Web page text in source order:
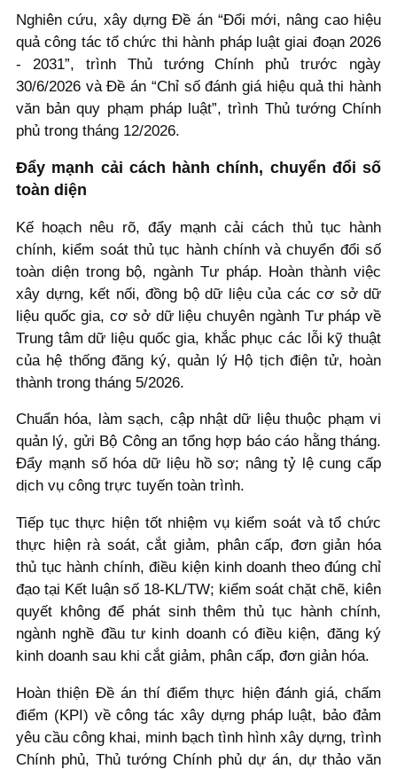
Nghiên cứu, xây dựng Đề án “Đổi mới, nâng cao hiệu
quả công tác tổ chức thi hành pháp luật giai đoạn 2026
- 2031”, trình Thủ tướng Chính phủ trước ngày
30/6/2026 và Đề án “Chỉ số đánh giá hiệu quả thi hành
văn bản quy phạm pháp luật”, trình Thủ tướng Chính
phủ trong tháng 12/2026.
Đẩy mạnh cải cách hành chính, chuyển đổi số
toàn diện
Kế hoạch nêu rõ, đẩy mạnh cải cách thủ tục hành
chính, kiểm soát thủ tục hành chính và chuyển đổi số
toàn diện trong bộ, ngành Tư pháp. Hoàn thành việc
xây dựng, kết nối, đồng bộ dữ liệu của các cơ sở dữ
liệu quốc gia, cơ sở dữ liệu chuyên ngành Tư pháp về
Trung tâm dữ liệu quốc gia, khắc phục các lỗi kỹ thuật
của hệ thống đăng ký, quản lý Hộ tịch điện tử, hoàn
thành trong tháng 5/2026.
Chuẩn hóa, làm sạch, cập nhật dữ liệu thuộc phạm vi
quản lý, gửi Bộ Công an tổng hợp báo cáo hằng tháng.
Đẩy mạnh số hóa dữ liệu hồ sơ; nâng tỷ lệ cung cấp
dịch vụ công trực tuyến toàn trình.
Tiếp tục thực hiện tốt nhiệm vụ kiểm soát và tổ chức
thực hiện rà soát, cắt giảm, phân cấp, đơn giản hóa
thủ tục hành chính, điều kiện kinh doanh theo đúng chỉ
đạo tại Kết luận số 18-KL/TW; kiểm soát chặt chẽ, kiên
quyết không để phát sinh thêm thủ tục hành chính,
ngành nghề đầu tư kinh doanh có điều kiện, đăng ký
kinh doanh sau khi cắt giảm, phân cấp, đơn giản hóa.
Hoàn thiện Đề án thí điểm thực hiện đánh giá, chấm
điểm (KPI) về công tác xây dựng pháp luật, bảo đảm
yêu cầu công khai, minh bạch tình hình xây dựng, trình
Chính phủ, Thủ tướng Chính phủ dự án, dự thảo văn